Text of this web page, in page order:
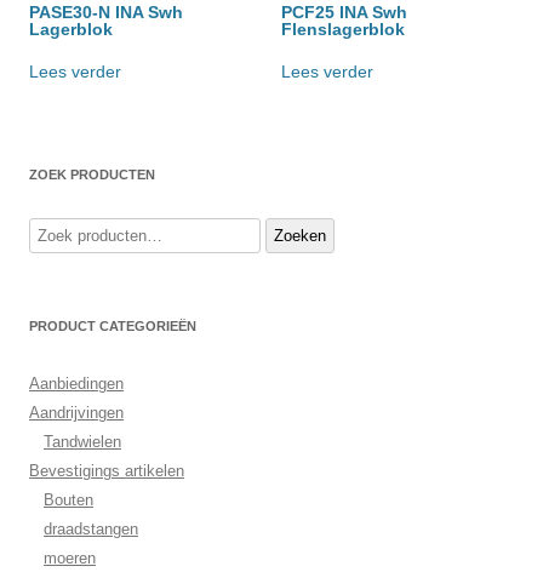
PASE30-N INA Swh
Lagerblok
Lees verder
PCF25 INA Swh
Flenslagerblok
Lees verder
ZOEK PRODUCTEN
Zoeken
naar:
Zoeken
PRODUCT CATEGORIEËN
Aanbiedingen
Aandrijvingen
Tandwielen
Bevestigings artikelen
Bouten
draadstangen
moeren